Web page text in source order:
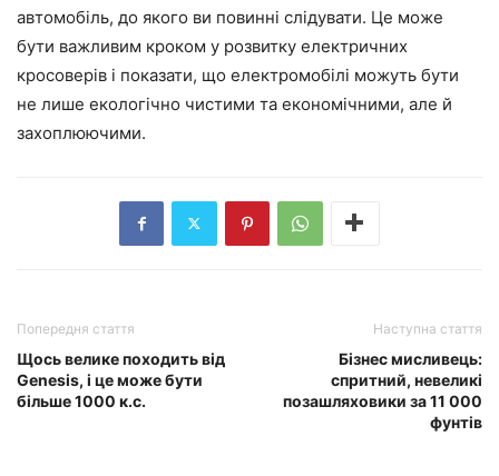
автомобіль, до якого ви повинні слідувати. Це може
бути важливим кроком у розвитку електричних
кросоверів і показати, що електромобілі можуть бути
не лише екологічно чистими та економічними, але й
захоплюючими.
Попередня стаття
Щось велике походить від
Genesis, і це може бути
більше 1000 к.с.
Наступна стаття
Бізнес мисливець:
спритний, невеликі
позашляховики за 11 000
фунтів